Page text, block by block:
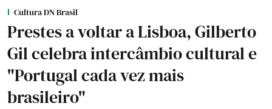
Cultura DN Brasil
Prestes a voltar a Lisboa, Gilberto
Gil celebra intercâmbio cultural e
"Portugal cada vez mais
brasileiro"